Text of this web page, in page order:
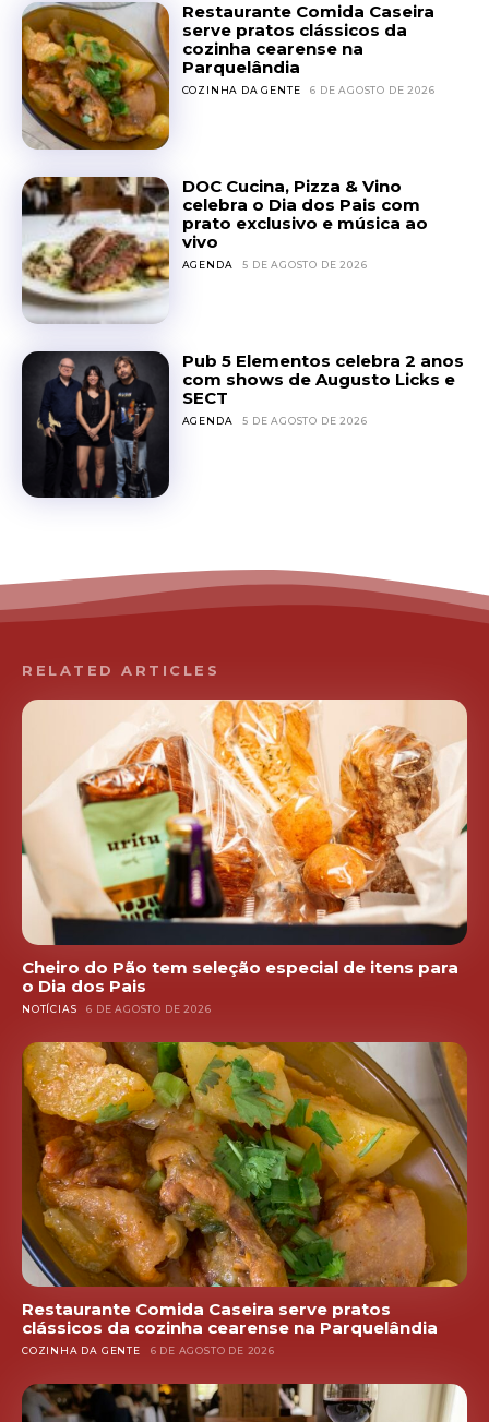
Restaurante Comida Caseira
serve pratos clássicos da
cozinha cearense na
Parquelândia
COZINHA DA GENTE 6 DE AGOSTO DE 2026
DOC Cucina, Pizza & Vino
celebra o Dia dos Pais com
prato exclusivo e música ao
vivo
AGENDA 5 DE AGOSTO DE 2026
Pub 5 Elementos celebra 2 anos
com shows de Augusto Licks e
SECT
AGENDA 5 DE AGOSTO DE 2026
RELATED ARTICLES
Cheiro do Pão tem seleção especial de itens para
o Dia dos Pais
NOTÍCIAS 6 DE AGOSTO DE 2026
Restaurante Comida Caseira serve pratos
clássicos da cozinha cearense na Parquelândia
COZINHA DA GENTE 6 DE AGOSTO DE 2026